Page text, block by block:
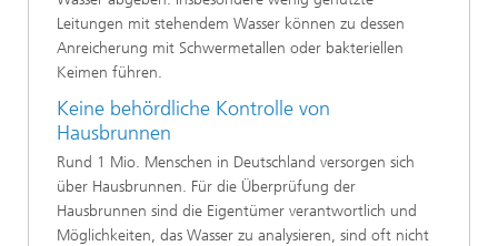
Leitungen mit stehendem Wasser können zu dessen
Anreicherung mit Schwermetallen oder bakteriellen
Keimen führen.
Keine behördliche Kontrolle von
Hausbrunnen
Rund 1 Mio. Menschen in Deutschland versorgen sich
über Hausbrunnen. Für die Überprüfung der
Hausbrunnen sind die Eigentümer verantwortlich und
Möglichkeiten, das Wasser zu analysieren, sind oft nicht